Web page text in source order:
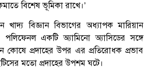
বিশেষ ভূমিকা রাখে।’
খাদ্য বিজ্ঞান বিভাগের অধ্যাপক মারিয়ান
একটি অ্যামিনো অ্যাসিডের সঙ্গে
কোষে প্রদাহের উপর এর প্রতিরোধক প্রভাব
মতো প্রদাহের উপশম ঘটে।